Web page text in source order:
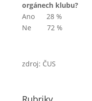
orgánech klubu?
Ano 28 %
Ne 72 %
zdroj: ČUS